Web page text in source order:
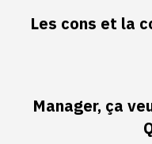
Les cons et la
Manager, ça